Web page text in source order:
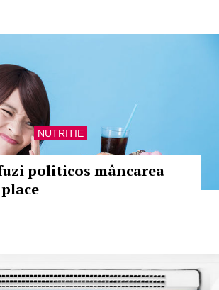
NUTRITIE
politicos mâncarea